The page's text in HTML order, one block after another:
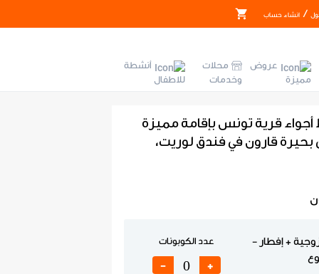
/ انشاء حساب
عروض
مميزة
محلات
وخدمات
أنشطة
للاطفال
قرية تونس بإقامة مميزة
بحيرة قارون في فندق لوريت،
+ إفطار -
عدد الكوبونات
+
-